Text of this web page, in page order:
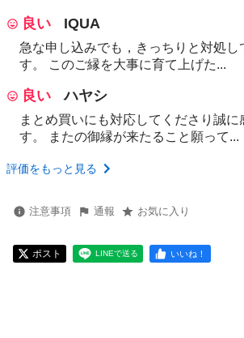
良い IQUA
急な申し込みでも，きっちりと対処し
す。 このご縁を大事に育て上げた...
良い ハヤシ
まとめ買いにも対応してくださり誠に
す。 またの御縁が来たること願って...
評価をもっと見る
注意事項 通報 お気に入り
ポスト LINEで送る いいね！